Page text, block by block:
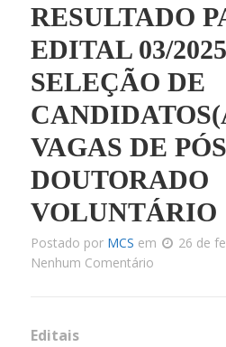
RESULTADO
EDITAL 03/
SELEÇÃO DE
VAGAS DE
DOUTORADO
VOLUNTÁRIO
Postado por MCS em
26 de
Nenhum Comentário
Editais